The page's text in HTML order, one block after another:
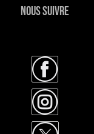
NOUS SUIVRE